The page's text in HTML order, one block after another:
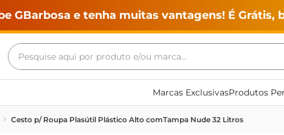
GBarbosa e tenha muitas vantagens! É Grátis,
Pesquise aqui por produto e/ou marca...
Marcas ExclusivasProdutos
Cesto p/ Roupa Plasútil Plástico Alto comTampa Nude 32 Litros
Termos mais buscados
maquina lavar